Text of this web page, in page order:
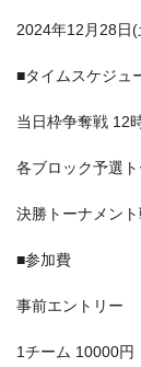
2024年12月28日(
■タイムスケジュ
当日枠争奪戦 12
各ブロック予選
決勝トーナメン
■参加費
事前エントリー
1チーム 10000円